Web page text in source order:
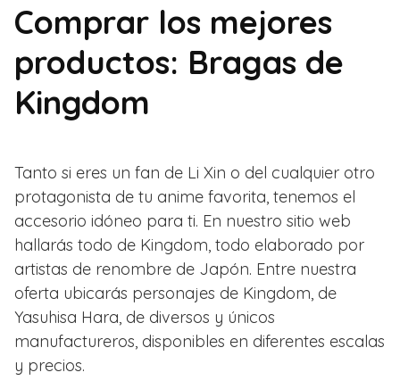
Comprar los mejores
productos: Bragas de
Kingdom
Tanto si eres un fan de Li Xin o del cualquier otro
protagonista de tu anime favorita, tenemos el
accesorio idóneo para ti. En nuestro sitio web
hallarás todo de Kingdom, todo elaborado por
artistas de renombre de Japón. Entre nuestra
oferta ubicarás personajes de Kingdom, de
Yasuhisa Hara, de diversos y únicos
manufactureros, disponibles en diferentes escalas
y precios.